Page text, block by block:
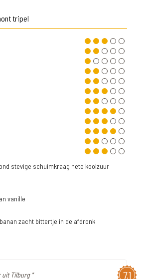
tripel
stevige schuimkraag nete koolzuur
vanille
zacht bittertje in de afdronk
7,1
uit Tilburg "